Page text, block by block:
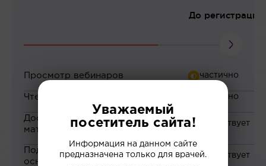
До регистрации
Просмотр вебинаров
Чтение статей
Доступ к закрытым
материалам
Подборка материалов на
основе ваших интересов
Уважаемый
посетитель сайта!
Информация на данном сайте
предназначена только для врачей.